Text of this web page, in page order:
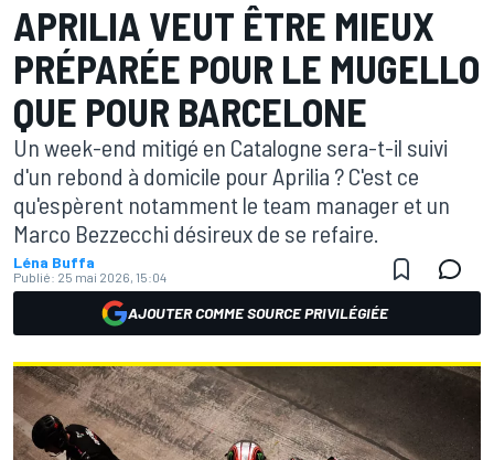
APRILIA VEUT ÊTRE MIEUX
PRÉPARÉE POUR LE MUGELLO
QUE POUR BARCELONE
Un week-end mitigé en Catalogne sera-t-il suivi
d'un rebond à domicile pour Aprilia ? C'est ce
qu'espèrent notamment le team manager et un
Marco Bezzecchi désireux de se refaire.
Léna Buffa
Publié: 25 mai 2026, 15:04
AJOUTER COMME SOURCE PRIVILÉGIÉE